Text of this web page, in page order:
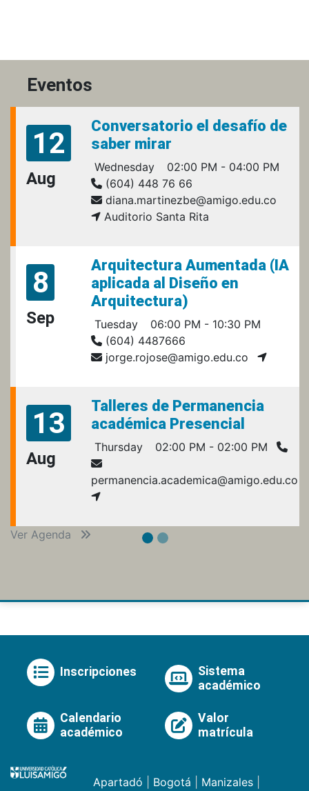
Eventos
12
Aug
Conversatorio el desafío de
saber mirar
Wednesday
02:00 PM - 04:00 PM
(604) 448 76 66
diana.martinezbe@amigo.edu.co
Auditorio Santa Rita
8
Sep
Arquitectura Aumentada (IA
aplicada al Diseño en
Arquitectura)
Tuesday
06:00 PM - 10:30 PM
(604) 4487666
jorge.rojose@amigo.edu.co
13
Aug
Talleres de Permanencia
académica Presencial
Thursday 02:00 PM - 02:00 PM
permanencia.academica@amigo.edu.co
Ver Agenda
Inscripciones
Sistema
académico
Calendario
académico
Valor
matrícula
Apartadó Bogotá Manizales